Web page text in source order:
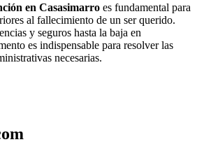
en Casasimarro es fundamental para
al fallecimiento de un ser querido.
y seguros hasta la baja en
es indispensable para resolver las
necesarias.